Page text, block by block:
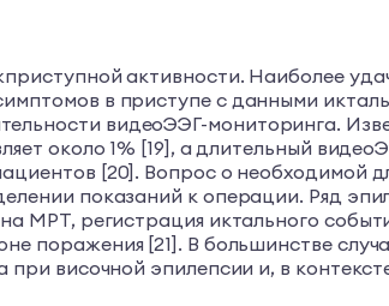
активности. Наиболее
в приступе с данными
видеоЭЭГ-мониторинга.
около 1% [19], а длительный
[20]. Вопрос о необходимой
показаний к операции. Ряд
МРТ, регистрация иктального
поражения [21]. В большинстве
височной эпилепсии и, в